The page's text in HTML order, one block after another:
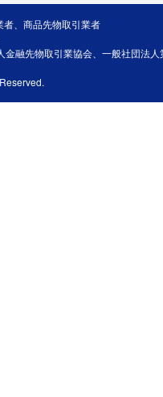
、商品先物取引業者
融先物取引業協会、一般社団法